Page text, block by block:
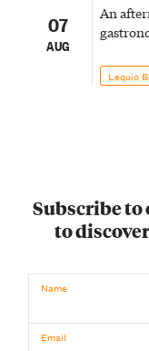
07
AUG
An
Lequio
Subscribe to
to
Name
Email